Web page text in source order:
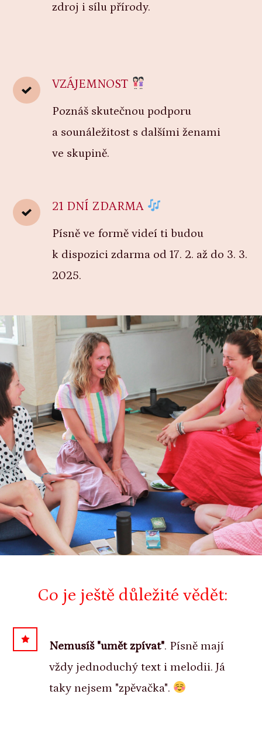
zdroj i sílu přírody.
VZÁJEMNOST
Poznáš skutečnou podporu
a sounáležitost s dalšími ženami
ve skupině.
21 DNÍ ZDARMA
Písně ve formě videí ti budou
k dispozici zdarma od 17. 2. až do 3. 3.
2025.
Co je ještě důležité vědět:
Nemusíš "umět zpívat". Písně mají
vždy jednoduchý text i melodii. Já
taky nejsem "zpěvačka".